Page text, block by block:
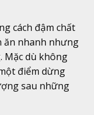
cách đậm chất
ăn nhanh nhưng
Mặc dù không
điểm dừng
sau những